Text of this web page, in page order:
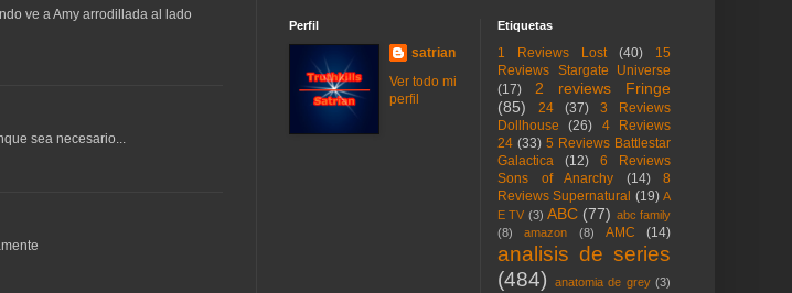
ve a Amy arrodillada al lado
sea necesario...
Perfil
satrian
Ver todo mi
perfil
Etiquetas
1 Reviews Lost (40)
15
Reviews Stargate Universe
(17)
2 reviews Fringe
(85)
24 (37)
3 Reviews
Dollhouse
(26)
4 Reviews
24 (33) 5 Reviews Battlestar
Galactica
(12)
6 Reviews
Sons of Anarchy
(14)
8
Reviews Supernatural (19) A
E TV (3) ABC (77) abc family
(8)
amazon (8) AMC (14)
analisis de series
(484)
anatomia de grey (3)